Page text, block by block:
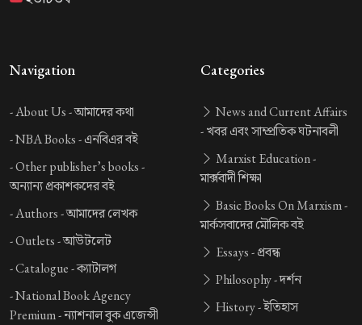
Navigation
-About Us -আমাদের কথা
-NBA Books -এনবিএর বই
-Other publisher’s books -
অন্যান্য প্রকাশকদের বই
-Authors -আমাদের লেখক
-Outlets -আউটলেট
-Catalogue -ক্যাটালগ
-National Book Agency
Premium -ন্যাশনাল বুক এজেন্সী
Categories
News and Current Affairs
-খবর এবং সাম্প্রতিক ঘটনাবলী
Marxist Education -
মার্ক্সবাদী শিক্ষা
Basic Books On Marxism -
মার্কসবাদের মৌলিক বই
Essays -প্রবন্ধ
Philosophy -দর্শন
History -ইতিহাস